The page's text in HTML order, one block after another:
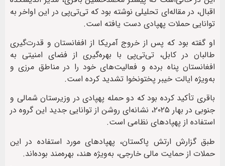
اقبال، در مقاله‌ای تحلیلی نوشته بود که تی‌تی‌پی در این اواخر به
توانایی حملات پهپادی دست یافته است.
او گفته بود که پس از خروج آمریکا از افغانستان و قدرت‌گیری
طالبان در کابل، تی‌تی‌پی با بهره‌گیری از فضای امنیتی به
افغانستان پناه برده و فعالیت‌های خود را در مناطق مرزی و
به‌ویژه ایالت خیبر پختونخوا تشدید کرده است.
باقری تأکید کرده بود که دو حمله پهپادی در وزیرستان شمالی و
جنوبی در بهار ۲۰۲۵، نشانه‌ای روشن از توانایی جدید این گروه در
استفاده از پهپادهای نظامی است.
طبق گزارش ارتش پاکستان، پهپادهای مورد استفاده در این
حملات از حمایت مالی خارجی، به‌ویژه هند، بهره‌مند بوده‌اند.